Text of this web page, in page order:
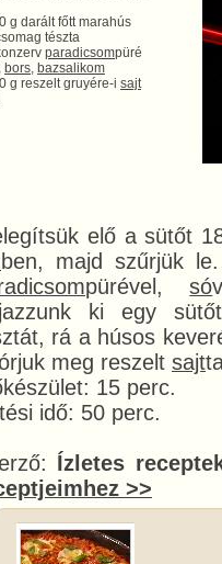
g darált főtt marahús
tészta
paradicsompüré
, bors, bazsalikom
g reszelt gruyére-i sajt
elő a sütőt
ben, majd szűrjük
pürével,só
ki egy
rá a húsos
meg reszelt sajt
15 perc.
idő: 50 perc.
Ízletes
>>